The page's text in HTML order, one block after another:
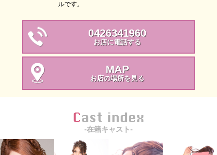
ルです。
0426341960
お店に電話する
MAP
お店の場所を見る
Cast index
-在籍キャスト-